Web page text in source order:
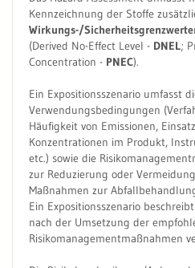
Kennzeichnung der Stoffe
Wirkungs-/
(Derived No-Effect Level - DNEL;
Concentration - PNEC).
Ein Expositionsszenario umfasst
Verwendungsbedingungen
Häufigkeit von Emissionen,
Konzentrationen im Produkt,
etc.) sowie die
zur Reduzierung oder
Maßnahmen zur
Ein Expositionsszenario
nach der Umsetzung der
Risikomanagementmaßnahmen